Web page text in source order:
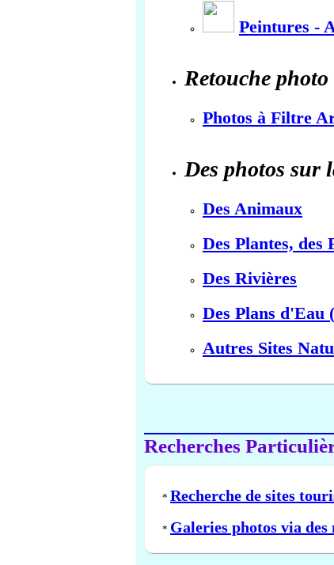
Peintures -
Retouche photo
Photos à Filtre
Des photos sur
Des Animaux
Des Plantes, des
Des Rivières
Des Plans d'Eau
Autres Sites
Recherches
* Recherche de sites
* Galeries photos via